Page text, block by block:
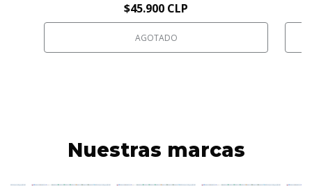
$45.900 CLP
AGOTADO
Nuestras marcas